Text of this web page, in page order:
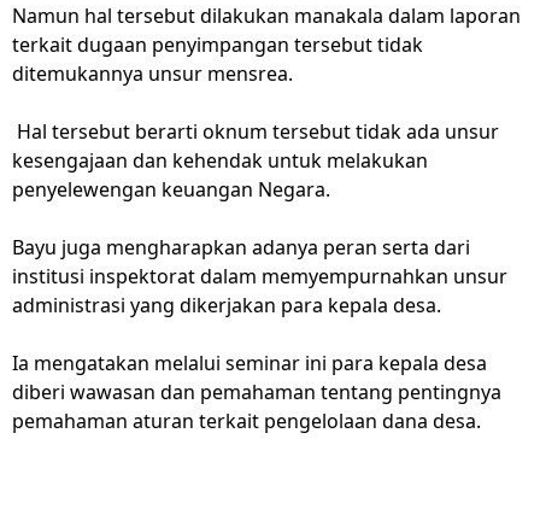
Namun hal tersebut dilakukan manakala dalam laporan
terkait dugaan penyimpangan tersebut tidak
ditemukannya unsur mensrea.
Hal tersebut berarti oknum tersebut tidak ada unsur
kesengajaan dan kehendak untuk melakukan
penyelewengan keuangan Negara.
Bayu juga mengharapkan adanya peran serta dari
institusi inspektorat dalam memyempurnahkan unsur
administrasi yang dikerjakan para kepala desa.
Ia mengatakan melalui seminar ini para kepala desa
diberi wawasan dan pemahaman tentang pentingnya
pemahaman aturan terkait pengelolaan dana desa.